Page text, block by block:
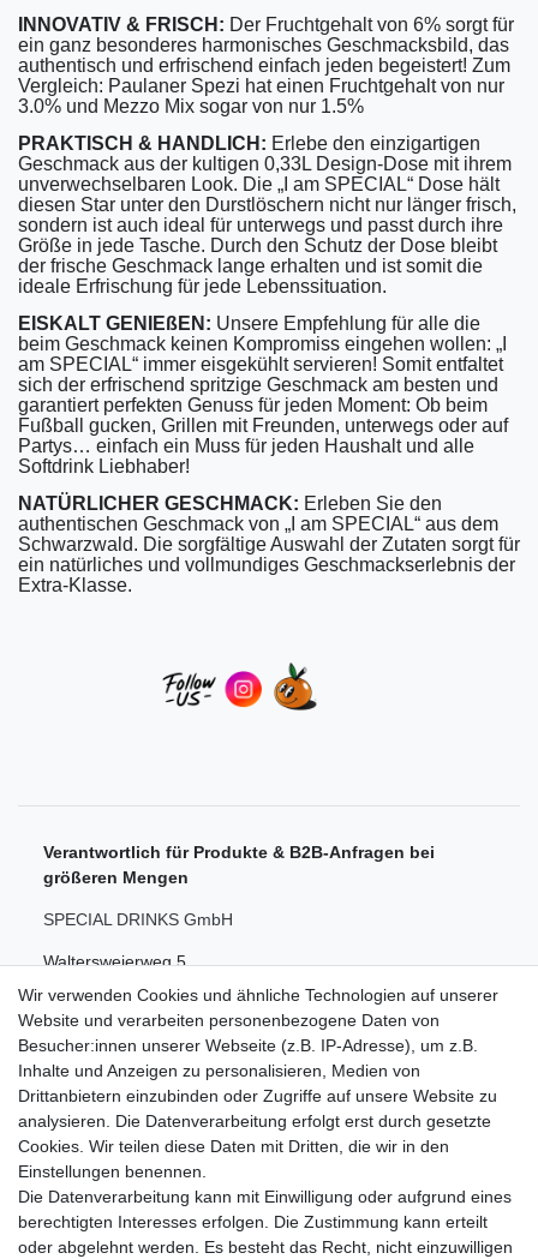
INNOVATIV & FRISCH: Der Fruchtgehalt von 6% sorgt für
ein ganz besonderes harmonisches Geschmacksbild, das
authentisch und erfrischend einfach jeden begeistert! Zum
Vergleich: Paulaner Spezi hat einen Fruchtgehalt von nur
3.0% und Mezzo Mix sogar von nur 1.5%
PRAKTISCH & HANDLICH: Erlebe den einzigartigen
Geschmack aus der kultigen 0,33L Design-Dose mit ihrem
unverwechselbaren Look. Die „I am SPECIAL“ Dose hält
diesen Star unter den Durstlöschern nicht nur länger frisch,
sondern ist auch ideal für unterwegs und passt durch ihre
Größe in jede Tasche. Durch den Schutz der Dose bleibt
der frische Geschmack lange erhalten und ist somit die
ideale Erfrischung für jede Lebenssituation.
EISKALT GENIEßEN: Unsere Empfehlung für alle die
beim Geschmack keinen Kompromiss eingehen wollen: „I
am SPECIAL“ immer eisgekühlt servieren! Somit entfaltet
sich der erfrischend spritzige Geschmack am besten und
garantiert perfekten Genuss für jeden Moment: Ob beim
Fußball gucken, Grillen mit Freunden, unterwegs oder auf
Partys… einfach ein Muss für jeden Haushalt und alle
Softdrink Liebhaber!
NATÜRLICHER GESCHMACK: Erleben Sie den
authentischen Geschmack von „I am SPECIAL“ aus dem
Schwarzwald. Die sorgfältige Auswahl der Zutaten sorgt für
ein natürliches und vollmundiges Geschmackserlebnis der
Extra-Klasse.
Verantwortlich für Produkte & B2B-Anfragen bei
größeren Mengen
SPECIAL DRINKS GmbH
Waltersweierweg 5
77652 Offenburg
Kontakt
📞 +49 175 1 5555 88
📧hello@iamspecial.club
Online-Vertrieb & Versand
durch die 1A Star Internet GmbH
Wir verwenden Cookies und ähnliche Technologien auf unserer
Website und verarbeiten personenbezogene Daten von
Besucher:innen unserer Webseite (z.B. IP-Adresse), um z.B.
Inhalte und Anzeigen zu personalisieren, Medien von
Drittanbietern einzubinden oder Zugriffe auf unsere Website zu
analysieren. Die Datenverarbeitung erfolgt erst durch gesetzte
Cookies. Wir teilen diese Daten mit Dritten, die wir in den
Einstellungen benennen.
Die Datenverarbeitung kann mit Einwilligung oder aufgrund eines
berechtigten Interesses erfolgen. Die Zustimmung kann erteilt
oder abgelehnt werden. Es besteht das Recht, nicht einzuwilligen